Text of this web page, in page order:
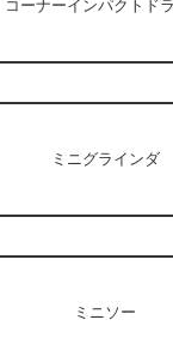
コーナーインパクトド
ミニグラインダ
ミニソー